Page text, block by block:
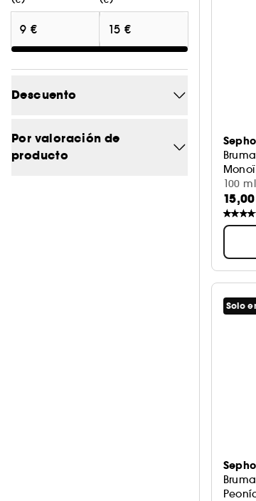
Descuento
-70% 1
Por valoración de
producto
100 ml
Solo